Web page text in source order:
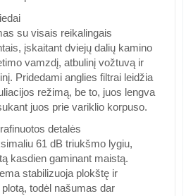
su visais reikalingais
įskaitant dviejų dalių kamino
vamzdį, atbulinį vožtuvą ir
Pridedami anglies filtrai leidžia
režimą, be to, juos lengva
juos prie variklio korpuso.
detalės
61 dB triukšmo lygiu,
kasdien gaminant maistą.
stabilizuoja plokštę ir
todėl našumas dar